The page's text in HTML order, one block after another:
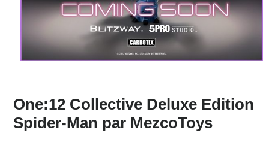
One:12 Collective Deluxe Edition
Spider-Man par MezcoToys